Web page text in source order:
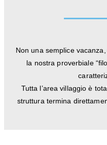
Non una semplice
la nostra proverbiale
Tutta l’area villaggio è
struttura termina